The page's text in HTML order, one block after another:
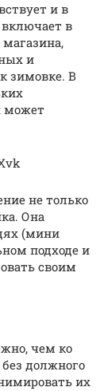
и в
в
и
зимовке. В
может
не только
Она
(мини
подходе и
своим
чем ко
должного
их